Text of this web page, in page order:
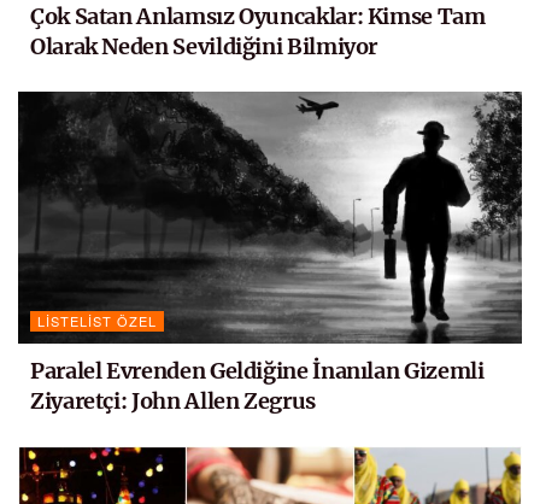
Çok Satan Anlamsız Oyuncaklar: Kimse Tam
Olarak Neden Sevildiğini Bilmiyor
LISTELIST ÖZEL
Paralel Evrenden Geldiğine İnanılan Gizemli
Ziyaretçi: John Allen Zegrus